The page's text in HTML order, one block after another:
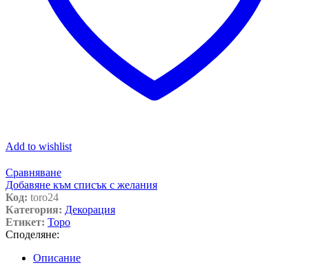
Add to wishlist
Сравняване
Добавяне към списък с желания
Код: toro24
Категория: Декорация
Етикет: Торо
Споделяне:
Описание